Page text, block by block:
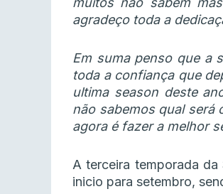
agradeço toda a
Em suma penso que a
toda a confiança que
ultima season deste
não sabemos qual será
agora é fazer a melhor
A terceira temporada da
inicio para setembro,